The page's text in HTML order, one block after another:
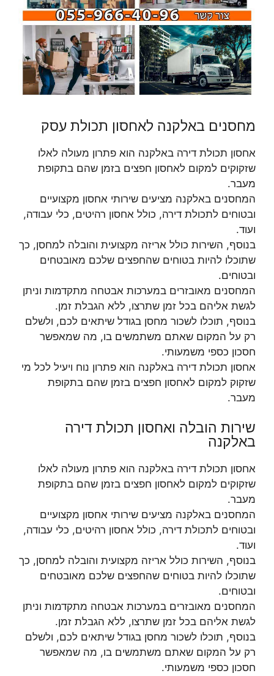
מחסנים באלקנה לאחסון תכולת עסק
אחסון תכולת דירה באלקנה הוא פתרון מעולה לאלו
שזקוקים למקום לאחסון חפצים בזמן שהם בתקופת
מעבר.
המחסנים באלקנה מציעים שירותי אחסון מקצועיים
ובטוחים לתכולת דירה, כולל אחסון רהיטים, כלי עבודה,
ועוד.
בנוסף, השירות כולל אריזה מקצועית והובלה למחסן, כך
שתוכלו להיות בטוחים שהחפצים שלכם מאובטחים
ובטוחים.
המחסנים מאובזרים במערכות אבטחה מתקדמות וניתן
לגשת אליהם בכל זמן שתרצו, ללא הגבלת זמן.
בנוסף, תוכלו לשכור מחסן בגודל שיתאים לכם, ולשלם
רק על המקום שאתם משתמשים בו, מה שמאפשר
חסכון כספי משמעותי.
אחסון תכולת דירה באלקנה הוא פתרון נוח ויעיל לכל מי
שזקוק למקום לאחסון חפצים בזמן שהם בתקופת
מעבר.
שירות הובלה ואחסון תכולת דירה
באלקנה
אחסון תכולת דירה באלקנה הוא פתרון מעולה לאלו
שזקוקים למקום לאחסון חפצים בזמן שהם בתקופת
מעבר.
המחסנים באלקנה מציעים שירותי אחסון מקצועיים
ובטוחים לתכולת דירה, כולל אחסון רהיטים, כלי עבודה,
ועוד.
בנוסף, השירות כולל אריזה מקצועית והובלה למחסן, כך
שתוכלו להיות בטוחים שהחפצים שלכם מאובטחים
ובטוחים.
המחסנים מאובזרים במערכות אבטחה מתקדמות וניתן
לגשת אליהם בכל זמן שתרצו, ללא הגבלת זמן.
בנוסף, תוכלו לשכור מחסן בגודל שיתאים לכם, ולשלם
רק על המקום שאתם משתמשים בו, מה שמאפשר
חסכון כספי משמעותי.